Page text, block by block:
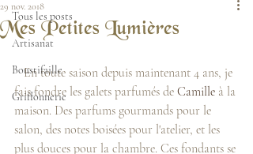
Tous les posts
Artisanat
Boustifaille
Griffonnerie
Mes Petites Lumières
29 nov. 2018
   En toute saison depuis maintenant 4 ans, je
fais fondre les galets parfumés de Camille à la
maison. Des parfums gourmands pour le
salon, des notes boisées pour l'atelier, et les
plus douces pour la chambre. Ces fondants se